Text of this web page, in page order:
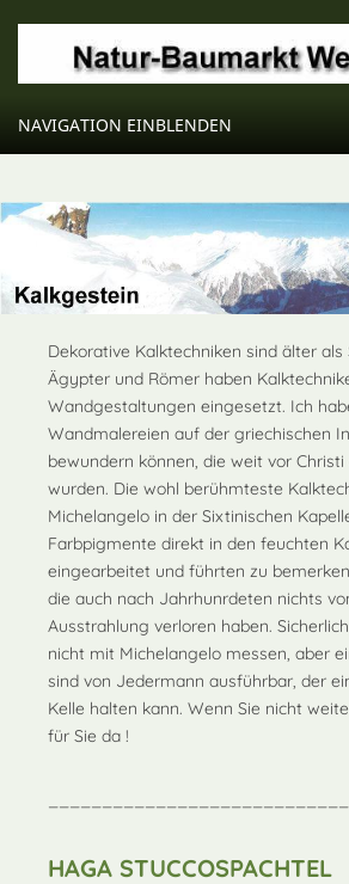
NAVIGATION EINBLENDEN
Dekorative Kalktechniken sind älter als
Ägypter und Römer haben
Wandgestaltungen eingesetzt. Ich
Wandmalereien auf der griechischen
bewundern können, die weit vor
wurden. Die wohl berühmteste
Michelangelo in der Sixtinischen
Farbpigmente direkt in den feuchten
eingearbeitet und führten zu
die auch nach Jahrhunrdeten nichts
Ausstrahlung verloren haben.
nicht mit Michelangelo messen, aber
sind von Jedermann ausführbar, der
Kelle halten kann. Wenn Sie nicht
für Sie da !
HAGA STUCCOSPACHTEL